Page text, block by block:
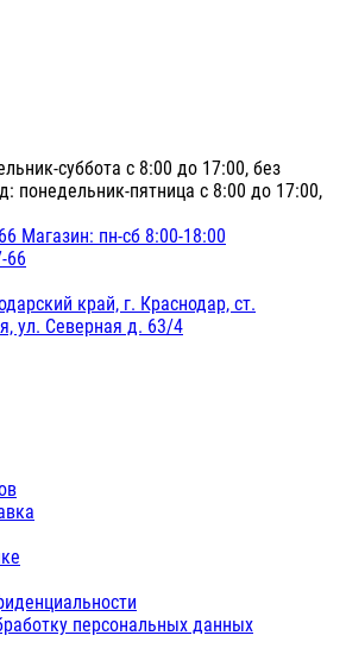
суббота с 8:00 до 17:00, без
понедельник-пятница с 8:00 до 17:00,
Магазин: пн-сб 8:00-18:00
66
край, г. Краснодар, ст.
ул. Северная д. 63/4
персональных данных